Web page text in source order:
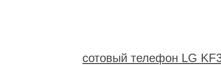
сотовый телефон LG